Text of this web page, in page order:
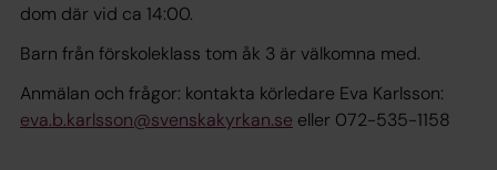
dom där vid ca 14:00.
Barn från förskoleklass tom åk 3 är välkomna med.
Anmälan och frågor: kontakta körledare Eva Karlsson:
eva.b.karlsson@svenskakyrkan.se eller 072-535-1158